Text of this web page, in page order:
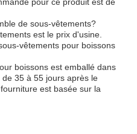
pour ce produit est de
de sous-vêtements?
est le prix d'usine.
vêtements pour boissons
boissons est emballé dans
35 à 55 jours après le
est basée sur la